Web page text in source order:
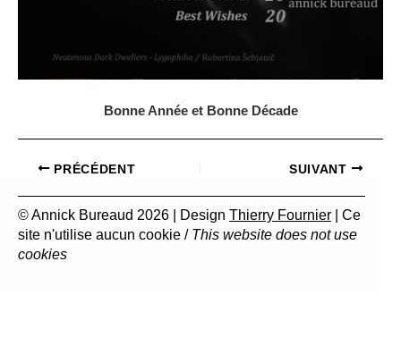
Bonne Année et Bonne Décade
PRÉCÉDENT SUIVANT
© Annick Bureaud 2026 | Design Thierry Fournier | Ce
site n'utilise aucun cookie / This website does not use
cookies